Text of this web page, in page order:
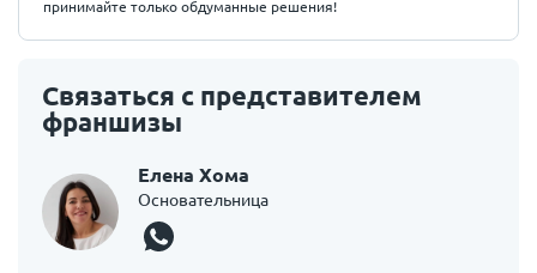
принимайте только обдуманные решения!
Связаться с представителем
франшизы
Елена Хома
Основательница